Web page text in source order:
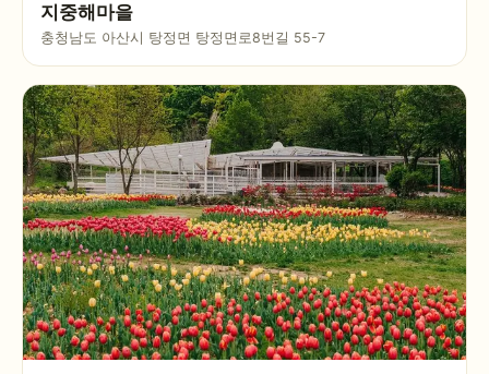
지중해마을
충청남도 아산시 탕정면 탕정면로8번길 55-7